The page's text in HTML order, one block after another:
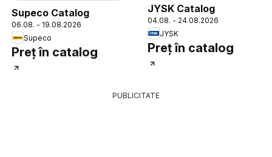
Supeco Catalog
06.08. - 19.08.2026
Supeco
Preț în catalog
JYSK Catalog
04.08. - 24.08.2026
JYSK
Preț în catalog
PUBLICITATE